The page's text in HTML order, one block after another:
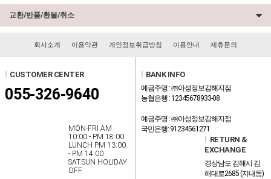
교환/반품/환불/취소
회사소개 이용약관 개인정보취급방침 이용안내 제휴문의
CUSTOMER CENTER
055-326-9640
MON-FRI AM
10:00 - PM 18:00
LUNCH PM 13:00
- PM 14:00
SAT.SUN HOLIDAY
OFF
BANK INFO
예금주명 : ㈜아성정보김해지점
농협은행 : 12345678933-08
예금주명 : ㈜아성정보김해지점
국민은행: 91234561271
RETURN &
EXCHANGE
경상남도 김해시 김
해대로2685 (지내동)